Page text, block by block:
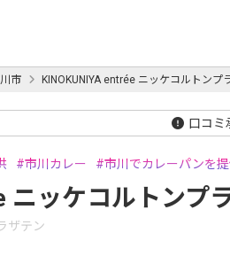
市 KINOKUNIYA entrée ニッケコルトンプ
口コミ
市川カレー 市川でカレーパンを
ニッケコルトンプ
ザテン